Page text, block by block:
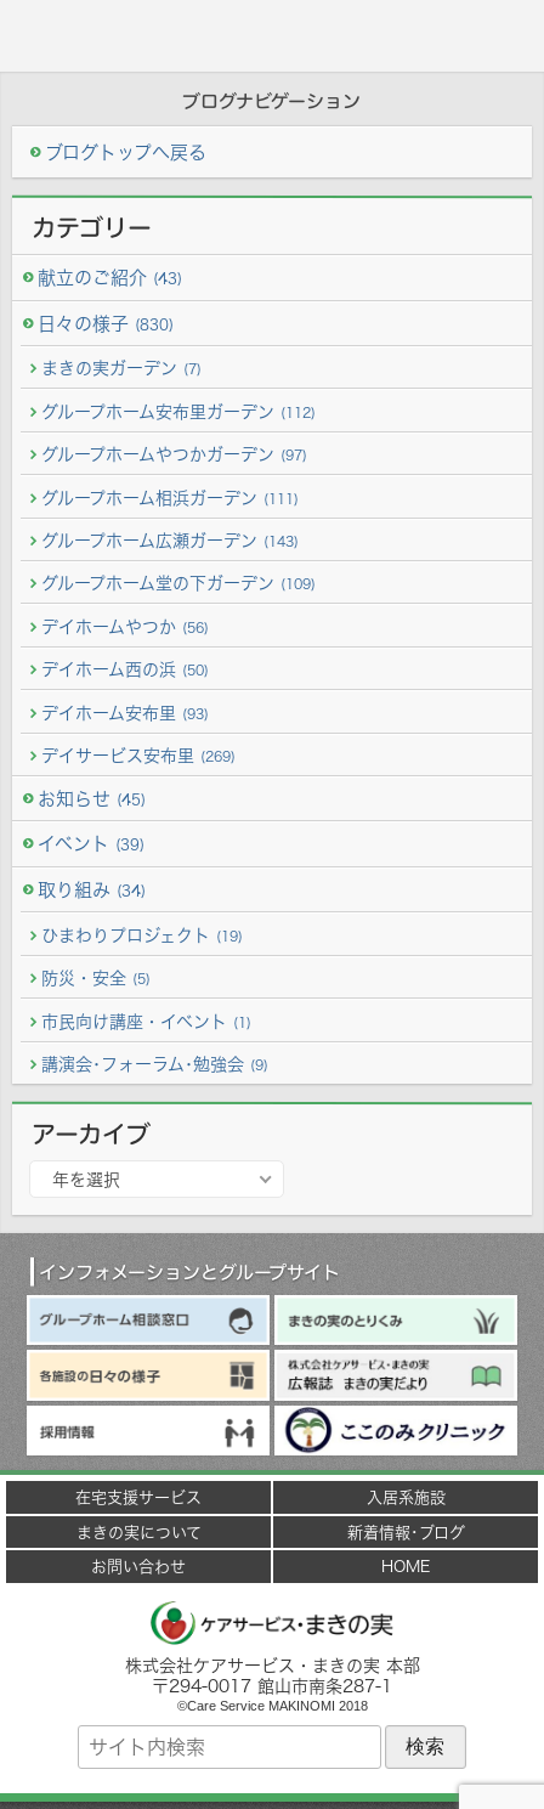
ブログナビゲーション
ブログトップへ戻る
カテゴリー
献立のご紹介 (43)
日々の様子 (830)
まきの実ガーデン (7)
グループホーム安布里ガーデン (112)
グループホームやつかガーデン (97)
グループホーム相浜ガーデン (111)
グループホーム広瀬ガーデン (143)
グループホーム堂の下ガーデン (109)
デイホームやつか (56)
デイホーム西の浜 (50)
デイホーム安布里 (93)
デイサービス安布里 (269)
お知らせ (45)
イベント (39)
取り組み (34)
ひまわりプロジェクト (19)
防災・安全 (5)
市民向け講座・イベント (1)
講演会･フォーラム･勉強会 (9)
アーカイブ
カ
年を選択
インフォメーションとグループサイト
在宅支援サービス
入居系施設
まきの実について
新着情報･ブログ
お問い合わせ
HOME
株式会社ケアサービス・まきの実 本部
〒294-0017 館山市南条287-1
©Care Service MAKINOMI 2018
サ
ト
検